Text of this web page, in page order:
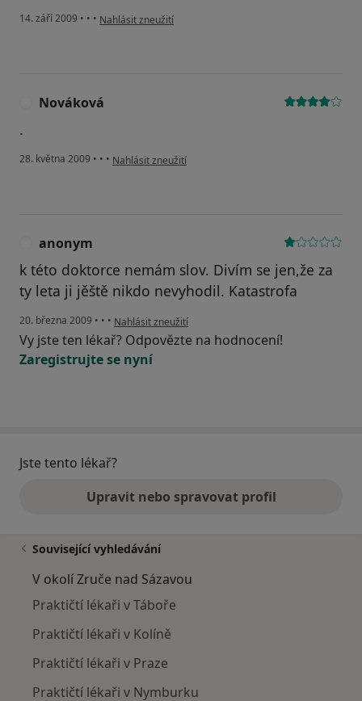
14. září 2009 • • • podle názoru uživatele Váš účet byl odstraněn
Nahlásit zneužití
Nováková
.
28. května 2009 • • • podle názoru uživatele Nováková
Nahlásit zneužití
anonym
k této doktorce nemám slov. Divím se jen,že za
ty leta ji jěště nikdo nevyhodil. Katastrofa
20. března 2009 • • • podle názoru uživatele anonym
Nahlásit zneužití
Vy jste ten lékař? Odpovězte na hodnocení!
Zaregistrujte se nyní
Jste tento lékař?
Upravit nebo spravovat profil
Související vyhledávání
V okolí Zruče nad Sázavou
Praktičtí lékaři v Táboře
Praktičtí lékaři v Kolíně
Praktičtí lékaři v Praze
Praktičtí lékaři v Nymburku